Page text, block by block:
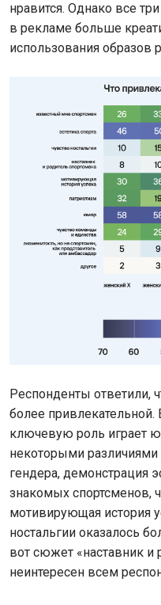
нравится. Однако все
в рекламе больше
использования образов
Респонденты ответили,
более привлекательной.
ключевую роль играет
некоторыми различиями
гендера, демонстрация
знакомых спортсменов,
мотивирующая история
ностальгии оказалось
вот сюжет «наставник и
неинтересен всем